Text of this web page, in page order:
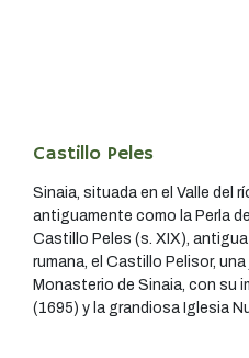
Castillo Peles
Sinaia, situada en el Valle del
antiguamente como la Perla
Castillo Peles (s. XIX),
rumana, el Castillo Pelisor,
Monasterio de Sinaia, con su
(1695) y la grandiosa Iglesia